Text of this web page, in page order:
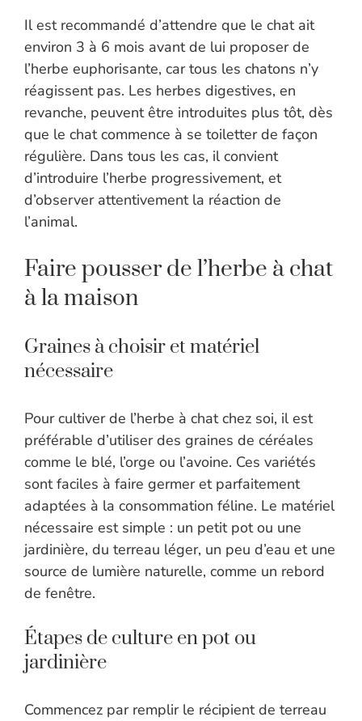
Il est recommandé d’attendre que le chat ait
environ 3 à 6 mois avant de lui proposer de
l’herbe euphorisante, car tous les chatons n’y
réagissent pas. Les herbes digestives, en
revanche, peuvent être introduites plus tôt, dès
que le chat commence à se toiletter de façon
régulière. Dans tous les cas, il convient
d’introduire l’herbe progressivement, et
d’observer attentivement la réaction de
l’animal.
Faire pousser de l’herbe à chat
à la maison
Graines à choisir et matériel
nécessaire
Pour cultiver de l’herbe à chat chez soi, il est
préférable d’utiliser des graines de céréales
comme le blé, l’orge ou l’avoine. Ces variétés
sont faciles à faire germer et parfaitement
adaptées à la consommation féline. Le matériel
nécessaire est simple : un petit pot ou une
jardinière, du terreau léger, un peu d’eau et une
source de lumière naturelle, comme un rebord
de fenêtre.
Étapes de culture en pot ou
jardinière
Commencez par remplir le récipient de terreau